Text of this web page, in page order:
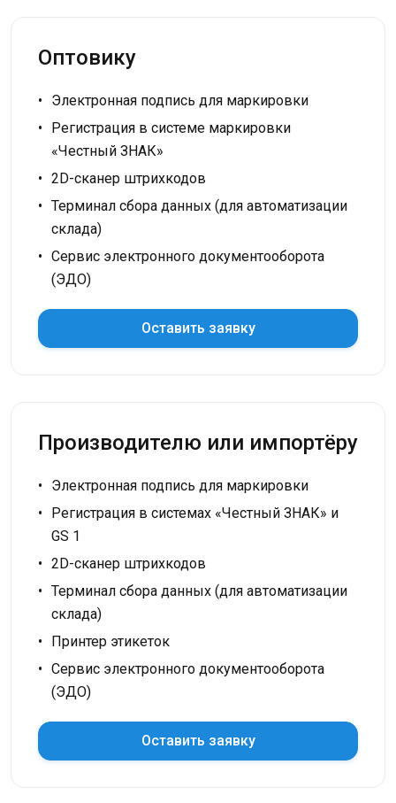
Оптовику
Электронная подпись для маркировки
Регистрация в системе маркировки
«Честный ЗНАК»
2D-сканер штрихкодов
Терминал сбора данных (для автоматизации
склада)
Сервис электронного документооборота
(ЭДО)
Оставить заявку
Производителю или импортёру
Электронная подпись для маркировки
Регистрация в системах «Честный ЗНАК» и
GS 1
2D-сканер штрихкодов
Терминал сбора данных (для автоматизации
склада)
Принтер этикеток
Сервис электронного документооборота
(ЭДО)
Оставить заявку